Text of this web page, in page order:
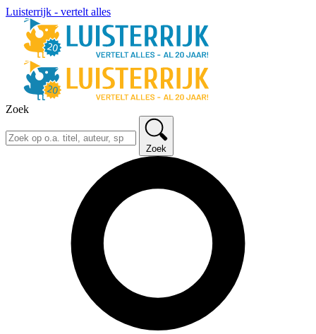
Luisterrijk - vertelt alles
Zoek
Zoek